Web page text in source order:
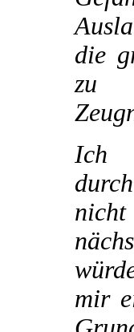
die
zu
Ich
nicht
mir